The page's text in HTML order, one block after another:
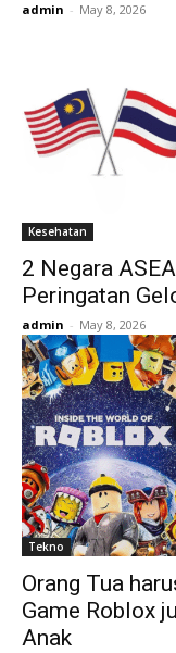
admin - May 8, 2026
Kesehatan
2 Negara
Peringatan
admin - May 8, 2026
Tekno
Orang Tua
Game Roblox
Anak